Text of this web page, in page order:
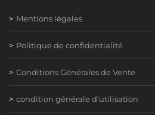
Mentions légales
Politique de confidentialité
Conditions Générales de Vente
condition générale d’utilisation